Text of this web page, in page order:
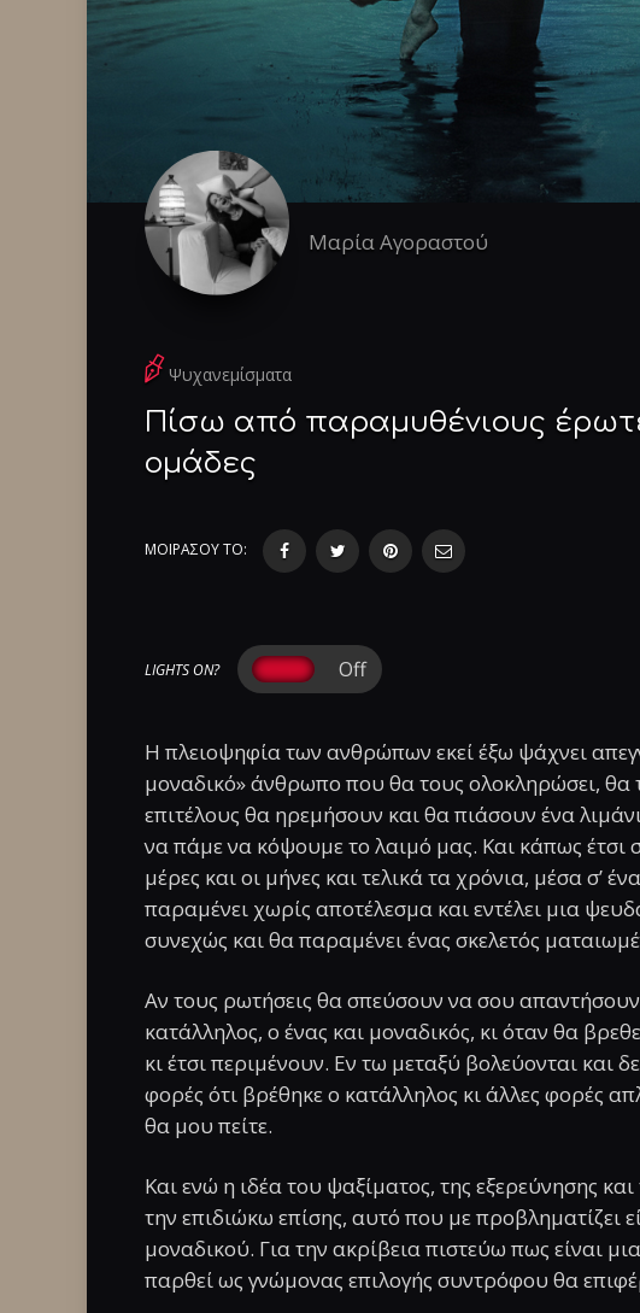
Μαρία Αγοραστού
Ψυχανεμίσματα
Πίσω από παραμυθένιους
ομάδες
ΜΟΙΡΑΣΟΥ ΤΟ:
LIGHTS ON?
Η πλειοψηφία των ανθρώπων εκεί έξω ψάχνει
μοναδικό» άνθρωπο που θα τους ολοκληρώσει, θα
επιτέλους θα ηρεμήσουν και θα πιάσουν ένα
να πάμε να κόψουμε το λαιμό μας. Και κάπως έτσι
μέρες και οι μήνες και τελικά τα χρόνια, μέσα σ’
παραμένει χωρίς αποτέλεσμα και εντέλει μια
συνεχώς και θα παραμένει ένας σκελετός
Αν τους ρωτήσεις θα σπεύσουν να σου
κατάλληλος, ο ένας και μοναδικός, κι όταν θα
κι έτσι περιμένουν. Εν τω μεταξύ βολεύονται και
φορές ότι βρέθηκε ο κατάλληλος κι άλλες φορές
θα μου πείτε.
Και ενώ η ιδέα του ψαξίματος, της εξερεύνησης
την επιδιώκω επίσης, αυτό που με προβληματίζει
μοναδικού. Για την ακρίβεια πιστεύω πως είναι
παρθεί ως γνώμονας επιλογής συντρόφου θα